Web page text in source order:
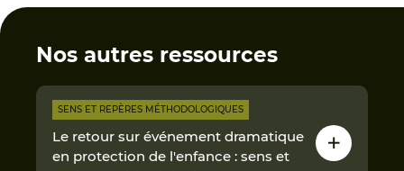
Nos autres ressources
SENS ET REPÈRES MÉTHODOLOGIQUES
Le retour sur événement dramatique
en protection de l'enfance : sens et